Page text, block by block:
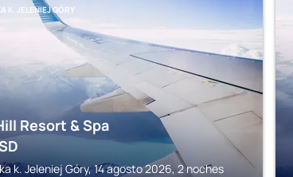
K. JELENIEJ GÓRY
Resort & Spa
k. Jeleniej Góry, 14 agosto 2026, 2 noches